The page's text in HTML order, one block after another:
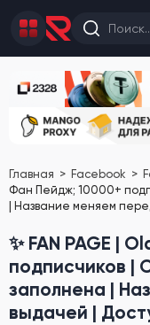
Главная Facebook
Фан Пейдж; 10000+
| Название меняем
✨ FAN PAGE |
подписчиков |
заполнена |
выдачей |